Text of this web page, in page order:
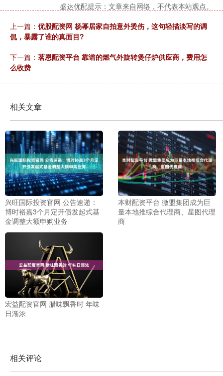
盛达优配提示：文章来自网络，不代表本站观点。
上一篇： 优股配资网 杨幂居家自拍意外烫伤，这句轻描淡写的调
侃，暴露了谁的真面目?
下一篇： 茗恩配资平台 靠谱的燃气外旋转煲仔炉供应商，费用怎
么收费
相关文章
兴旺国际投资官网 公告速递：
博时裕嘉3个月定开债发起式基
金调整大额申购业务
本财配资平台 微盟集团成为巨
量本地推综合代理商、星图代理
商
宏益配资官网 腊味飘香时 年味
日渐浓
相关评论